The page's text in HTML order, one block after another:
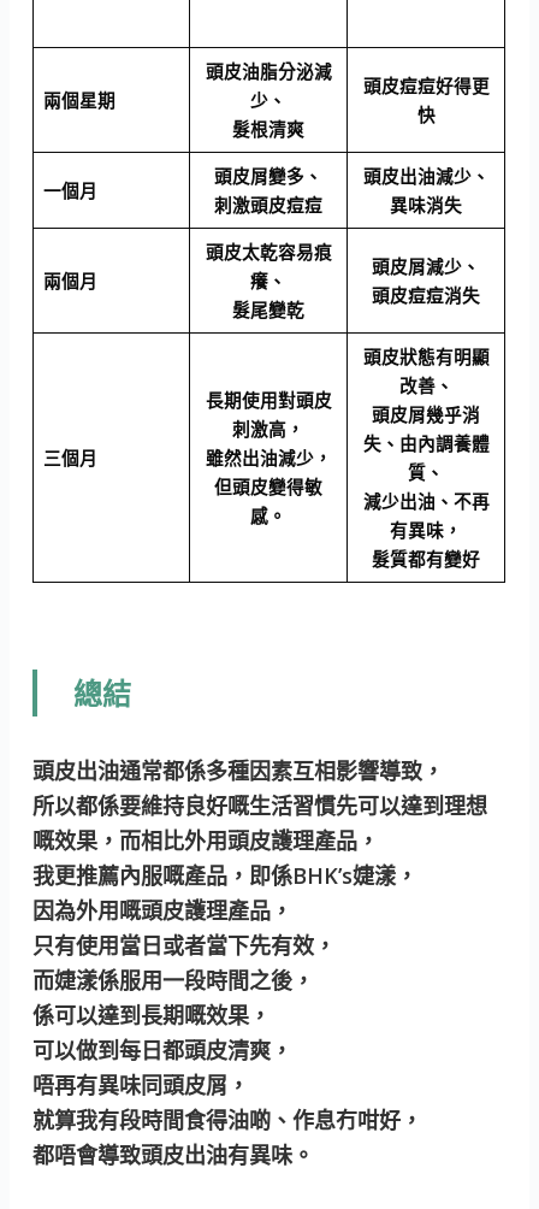
兩個星期
頭皮油脂分泌減
少、
髮根清爽
頭皮痘痘好得更
快
一個月
頭皮屑變多、
刺激頭皮痘痘
頭皮出油減少、
異味消失
兩個月
頭皮太乾容易痕
癢、
髮尾變乾
頭皮屑減少、
頭皮痘痘消失
三個月
長期使用對頭皮
刺激高，
雖然出油減少，
但頭皮變得敏
感。
頭皮狀態有明顯
改善、
頭皮屑幾乎消
失、由內調養體
質、
減少出油、不再
有異味，
髮質都有變好
總結
頭皮出油通常都係多種因素互相影響導致，
所以都係要維持良好嘅生活習慣先可以達到理想
嘅效果，而相比外用頭皮護理產品，
我更推薦內服嘅產品，即係BHK’s婕漾，
因為外用嘅頭皮護理產品，
只有使用當日或者當下先有效，
而婕漾係服用一段時間之後，
係可以達到長期嘅效果，
可以做到每日都頭皮清爽，
唔再有異味同頭皮屑，
就算我有段時間食得油啲、作息冇咁好，
都唔會導致頭皮出油有異味。